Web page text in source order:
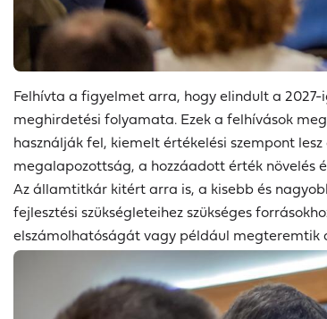
Felhívta a figyelmet arra, hogy elindult a
meghirdetési folyamata. Ezek a felhívások
használják fel, kiemelt értékelési szempont
megalapozottság, a hozzáadott érték
Az államtitkár kitért arra is, a kisebb és
fejlesztési szükségleteihez szükséges
elszámolhatóságát vagy például megteremtik